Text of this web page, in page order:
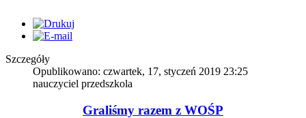
Szczegóły
Opublikowano: czwartek, 17, styczeń 2019 23:25
nauczyciel przedszkola
Graliśmy razem z WOŚP